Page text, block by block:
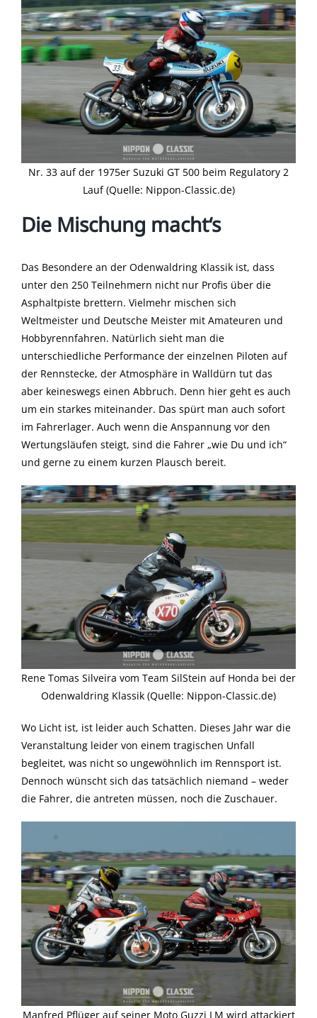
Nr. 33 auf der 1975er Suzuki GT 500 beim Regulatory 2
Lauf (Quelle: Nippon-Classic.de)
Die Mischung macht‘s
Das Besondere an der Odenwaldring Klassik ist, dass
unter den 250 Teilnehmern nicht nur Profis über die
Asphaltpiste brettern. Vielmehr mischen sich
Weltmeister und Deutsche Meister mit Amateuren und
Hobbyrennfahren. Natürlich sieht man die
unterschiedliche Performance der einzelnen Piloten auf
der Rennstecke, der Atmosphäre in Walldürn tut das
aber keineswegs einen Abbruch. Denn hier geht es auch
um ein starkes miteinander. Das spürt man auch sofort
im Fahrerlager. Auch wenn die Anspannung vor den
Wertungsläufen steigt, sind die Fahrer „wie Du und ich“
und gerne zu einem kurzen Plausch bereit.
Rene Tomas Silveira vom Team SilStein auf Honda bei der
Odenwaldring Klassik (Quelle: Nippon-Classic.de)
Wo Licht ist, ist leider auch Schatten. Dieses Jahr war die
Veranstaltung leider von einem tragischen Unfall
begleitet, was nicht so ungewöhnlich im Rennsport ist.
Dennoch wünscht sich das tatsächlich niemand – weder
die Fahrer, die antreten müssen, noch die Zuschauer.
Manfred Pflüger auf seiner Moto Guzzi LM wird attackiert